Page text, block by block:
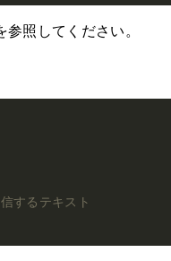
照してください。